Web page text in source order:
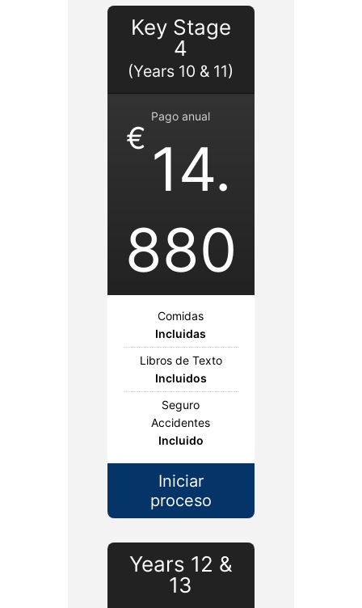
Key Stage
4
(Years 10 & 11)
Pago anual
€ 14.
880
Comidas
Incluidas
Libros de Texto
Incluidos
Seguro
Accidentes
Incluido
Iniciar
proceso
Years 12 &
13